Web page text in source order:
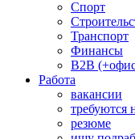
Спорт
Транспорт
Финансы
B2B
Работа
вакансии
требуются
резюме